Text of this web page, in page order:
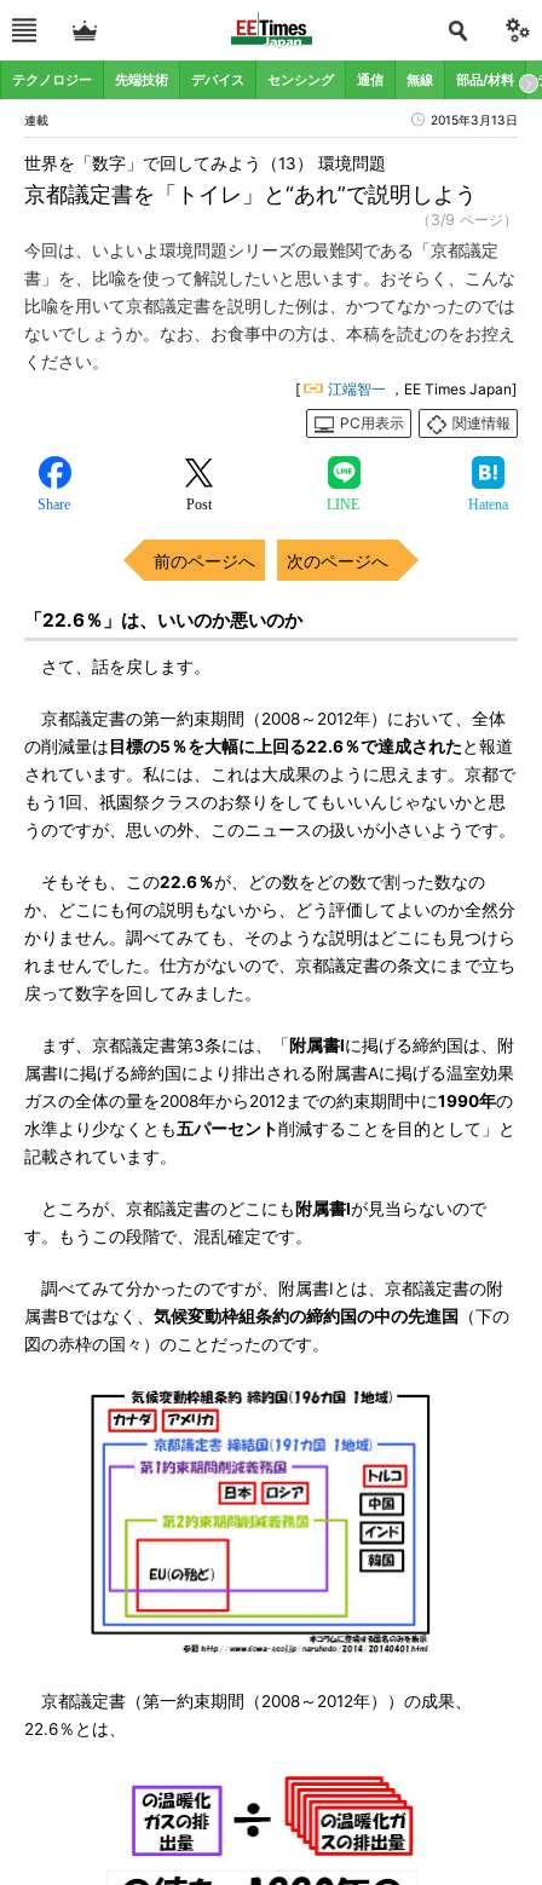
テクノロジー 先端技術 デバイス センシング 通信 無線 部品/材料
連載 2015年3月13日
京都議定書を「トイレ」と“あれ”で説明しよう
世界を「数字」で回してみよう（13） 環境問題
（3/9 ページ）
今回は、いよいよ環境問題シリーズの最難関である「京都議定
書」を、比喩を使って解説したいと思います。おそらく、こんな
比喩を用いて京都議定書を説明した例は、かつてなかったのでは
ないでしょうか。なお、お食事中の方は、本稿を読むのをお控え
ください。
[ 江端智一 ，EE Times Japan]
PC用表示
関連情報
Share Post LINE Hatena
前のページへ 次のページへ
「22.6％」は、いいのか悪いのか
さて、話を戻します。
京都議定書の第一約束期間（2008～2012年）において、全体
の削減量は 目標の5％を大幅に上回る22.6％で達成されたと報道
されています。私には、これは大成果のように思えます。京都で
もう1回、祇園祭クラスのお祭りをしてもいいんじゃないかと思
うのですが、思いの外、このニュースの扱いが小さいようです。
そもそも、この22.6％が、どの数をどの数で割った数なの
か、どこにも何の説明もないから、どう評価してよいのか全然分
かりません。調べてみても、そのような説明はどこにも見つけら
れませんでした。仕方がないので、京都議定書の条文にまで立ち
戻って数字を回してみました。
まず、京都議定書第3条には、「 附属書Iに掲げる締約国は、附
属書Iに掲げる締約国により排出される附属書Aに掲げる温室効果
ガスの全体の量を2008年から2012までの約束期間中に1990年の
水準より少なくとも五パーセント削減することを目的として」と
記載されています。
ところが、京都議定書のどこにも 附属書Iが見当らないので
す。もうこの段階で、混乱確定です。
調べてみて分かったのですが、附属書Iとは、京都議定書の附
属書Bではなく、 気候変動枠組条約の締約国の中の先進国
（下の
図の赤枠の国々）のことだったのです。
京都議定書（第一約束期間（2008～2012年））の成果、
22.6％とは、